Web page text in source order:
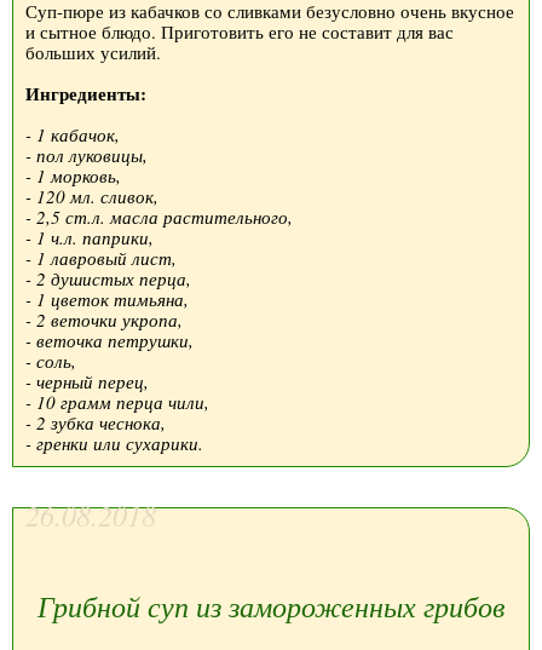
Суп-пюре из кабачков со сливками безусловно очень вкусное
и сытное блюдо. Приготовить его не составит для вас
больших усилий.
Ингредиенты:
- 1 кабачок,
- пол луковицы,
- 1 морковь,
- 120 мл. сливок,
- 2,5 ст.л. масла растительного,
- 1 ч.л. паприки,
- 1 лавровый лист,
- 2 душистых перца,
- 1 цветок тимьяна,
- 2 веточки укропа,
- веточка петрушки,
- соль,
- черный перец,
- 10 грамм перца чили,
- 2 зубка чеснока,
- гренки или сухарики.
26.08.2018
Грибной суп из замороженных грибов